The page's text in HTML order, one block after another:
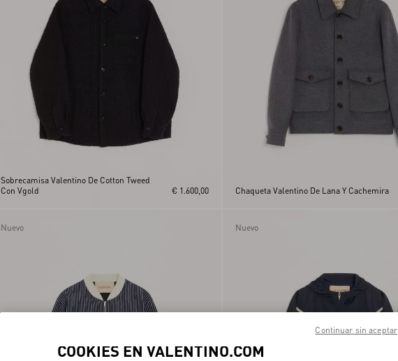
XXL
Sobrecamisa Valentino De Cotton Tweed
Con Vgold
€ 1.600,00 Chaqueta Valentino De Lana Y Cachemira
Nuevo Nuevo
COOKIES EN VALENTINO.COM
Continuar sin aceptar